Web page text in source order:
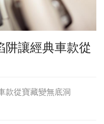
阱讓經典車款從
款從寶藏變無底洞